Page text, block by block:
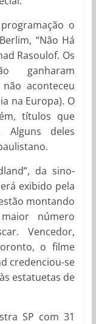
o
“Não Há
Rasoulof. Os
ganharam
aconteceu
na Europa). O
títulos que
Alguns deles
da sino-
exibido pela
montando
número
Vencedor,
o filme
credenciou-se
estatuetas de
SP com 31